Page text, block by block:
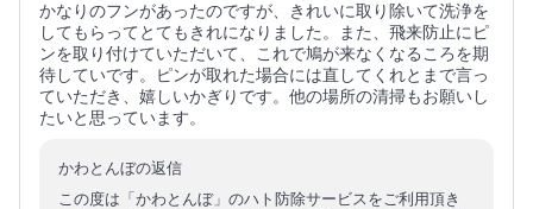
かなりのフンがあったのですが、きれいに取り除いて洗浄を
してもらってとてもきれになりました。また、飛来防止にピ
ンを取り付けていただいて、これで鳩が来なくなるころを期
待していです。ピンが取れた場合には直してくれとまで言っ
ていただき、嬉しいかぎりです。他の場所の清掃もお願いし
たいと思っています。
かわとんぼの返信
この度は「かわとんぼ」のハト防除サービスをご利用頂き